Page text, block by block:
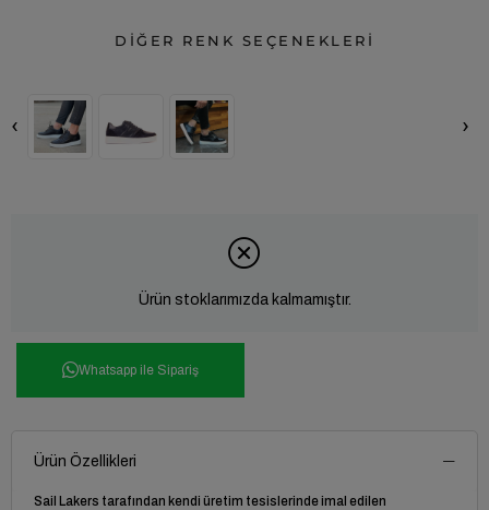
DİĞER RENK SEÇENEKLERİ
‹ ›
Ürün stoklarımızda kalmamıştır.
Whatsapp ile Sipariş
Ürün Özellikleri
Sail Lakers tarafından kendi üretim tesislerinde imal edilen